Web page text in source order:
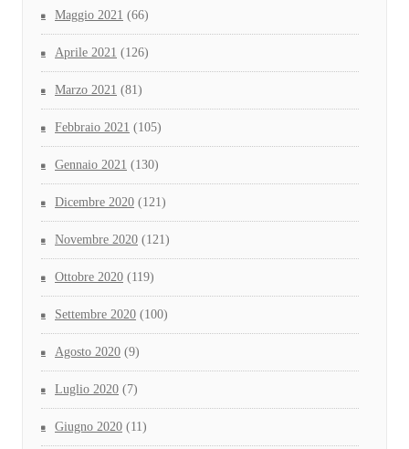
Maggio 2021 (66)
Aprile 2021 (126)
Marzo 2021 (81)
Febbraio 2021 (105)
Gennaio 2021 (130)
Dicembre 2020 (121)
Novembre 2020 (121)
Ottobre 2020 (119)
Settembre 2020 (100)
Agosto 2020 (9)
Luglio 2020 (7)
Giugno 2020 (11)